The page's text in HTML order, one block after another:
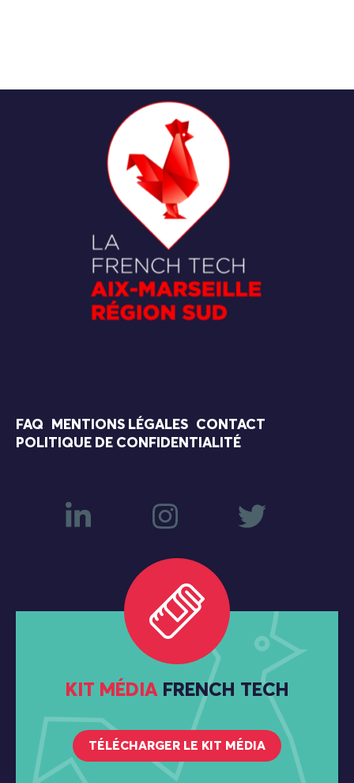
FAQ MENTIONS LÉGALES
CONTACT
POLITIQUE DE CONFIDENTIALITÉ
KIT MÉDIA FRENCH TECH
TÉLÉCHARGER LE KIT MÉDIA